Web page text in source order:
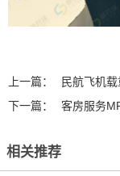
上一篇：
民航飞机
下一篇：
客房服务
相关推荐